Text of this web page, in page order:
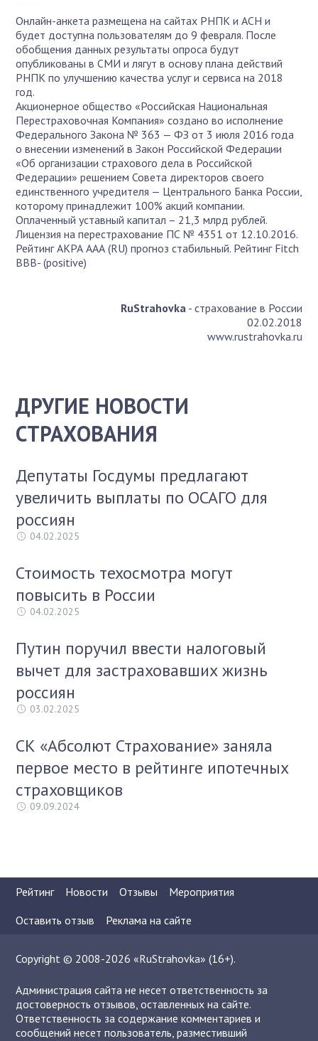
Онлайн-анкета размещена на сайтах РНПК и АСН и
будет доступна пользователям до 9 февраля. После
обобщения данных результаты опроса будут
опубликованы в СМИ и лягут в основу плана действий
РНПК по улучшению качества услуг и сервиса на 2018
год.
Акционерное общество «Российская Национальная
Перестраховочная Компания» создано во исполнение
Федерального Закона № 363 — ФЗ от 3 июля 2016 года
о внесении изменений в Закон Российской Федерации
«Об организации страхового дела в Российской
Федерации» решением Совета директоров своего
единственного учредителя — Центрального Банка России,
которому принадлежит 100% акций компании.
Оплаченный уставный капитал – 21,3 млрд рублей.
Лицензия на перестрахование ПС № 4351 от 12.10.2016.
Рейтинг АКРА ААА (RU) прогноз стабильный. Рейтинг Fitch
BBB- (positive)
RuStrahovka- страхование в России
02.02.2018
www.rustrahovka.ru
ДРУГИЕ НОВОСТИ
СТРАХОВАНИЯ
Депутаты Госдумы предлагают
увеличить выплаты по ОСАГО для
россиян
04.02.2025
Стоимость техосмотра могут
повысить в России
04.02.2025
Путин поручил ввести налоговый
вычет для застраховавших жизнь
россиян
03.02.2025
СК «Абсолют Страхование» заняла
первое место в рейтинге ипотечных
страховщиков
09.09.2024
Рейтинг Новости Отзывы
Мероприятия
Оставить отзыв
Реклама на сайте
Copyright © 2008-2026 «RuStrahovka» (16+).
Администрация сайта не несет ответственность за
достоверность отзывов, оставленных на сайте.
Ответственность за содержание комментариев и
сообщений несет пользователь, разместивший